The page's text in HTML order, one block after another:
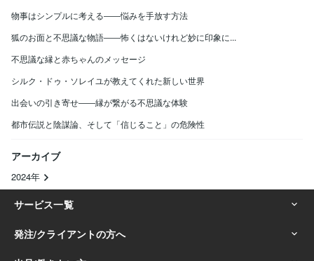
物事はシンプルに考える――悩みを手放す方法
狐のお面と不思議な物語――怖くはないけれど妙に印象に...
不思議な縁と赤ちゃんのメッセージ
シルク・ドゥ・ソレイユが教えてくれた新しい世界
出会いの引き寄せ――縁が繋がる不思議な体験
都市伝説と陰謀論、そして「信じること」の危険性
アーカイブ
2024年